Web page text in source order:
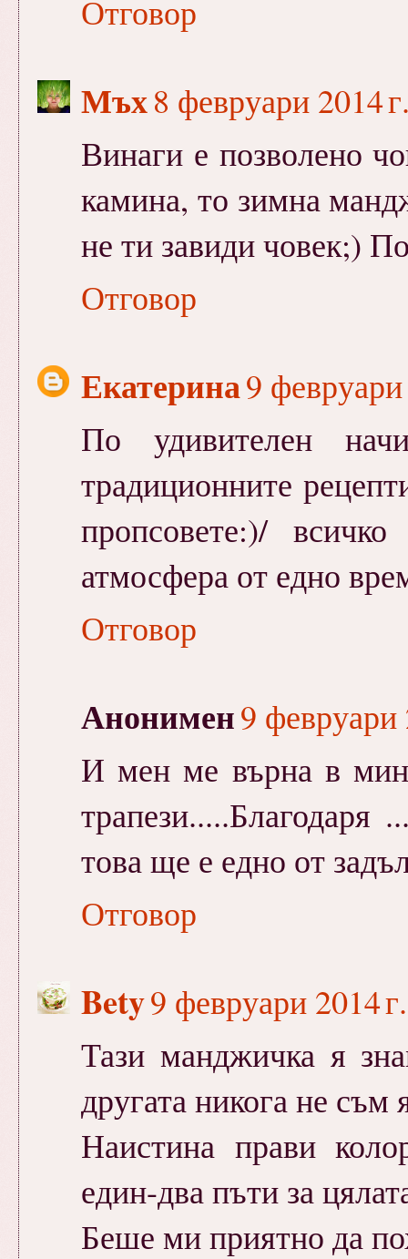
Отговор
Мъх8 февруари 2014
Винаги е позволено
камина, то зимна
не ти завиди човек;)
Отговор
Екатерина9
По удивителен
традиционните
пропсовете:)/
атмосфера от едно
Отговор
Анонимен9 февруари
И мен ме върна в
това ще е едно от
Отговор
Bety9 февруари 2014
Тази манджичка я
другата никога не съм
Наистина прави
един-два пъти за
Беше ми приятно да